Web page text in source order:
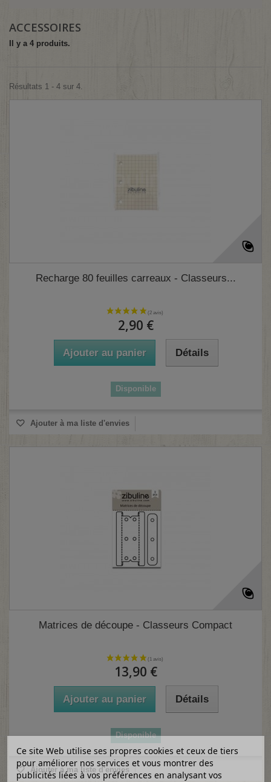
ACCESSOIRES
Il y a 4 produits.
Résultats 1 - 4 sur 4.
Recharge 80 feuilles carreaux - Classeurs...
2,90 €
Ajouter au panier Détails
Disponible
Ajouter à ma liste d'envies
Matrices de découpe - Classeurs Compact
13,90 €
Ajouter au panier Détails
Disponible
Ajouter à ma liste d'envies
Ce site Web utilise ses propres cookies et ceux de tiers
pour améliorer nos services et vous montrer des
publicités liées à vos préférences en analysant vos